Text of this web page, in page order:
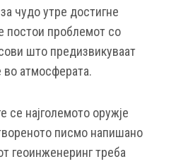
чудо утре достигне
постои проблемот со
што предизвикуваат
во атмосферата.
се најголемото оружје
писмо напишано
геоинженеринг треба